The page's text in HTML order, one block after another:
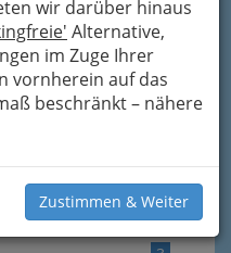
wir darüber hinaus
Alternative,
im Zuge Ihrer
vornherein auf das
beschränkt – nähere
Zustimmen & Weiter
2
Graz